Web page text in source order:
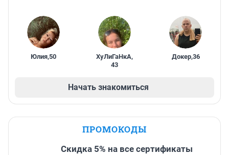
Юлия,50 ХуЛиГаНкА,
43
Докер,36
Начать знакомиться
ПРОМОКОДЫ
Скидка 5% на все сертификаты